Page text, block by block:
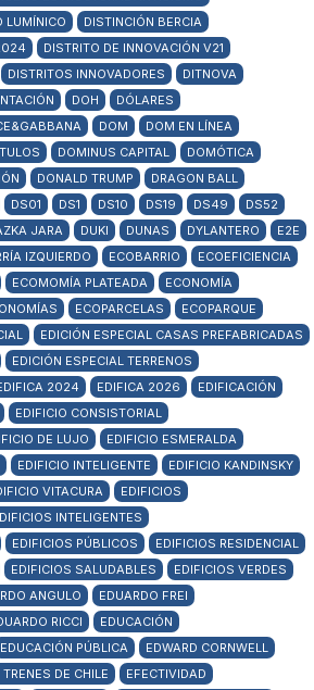
LUMÍNICO
DISTINCIÓN BERCIA
DISTRITO DE INNOVACIÓN V21
DISTRITOS INNOVADORES
DITNOVA
DOH
DÓLARES
DOM
DOM EN LÍNEA
DOMINUS CAPITAL
DOMÓTICA
DONALD TRUMP
DRAGON BALL
DS01 DS1 DS10 DS19 DS49
DS52
JARA DUKI DUNAS DYLANTERO
E2E
IZQUIERDO ECOBARRIO
ECOEFICIENCIA
ECOMOMÍA PLATEADA
ECONOMÍA
ECOPARCELAS
ECOPARQUE
EDICIÓN ESPECIAL CASAS PREFABRICADAS
EDICIÓN ESPECIAL TERRENOS
2024 EDIFICA 2026
EDIFICACIÓN
EDIFICIO CONSISTORIAL
DE LUJO
EDIFICIO ESMERALDA
EDIFICIO INTELIGENTE
EDIFICIO KANDINSKY
VITACURA
EDIFICIOS
INTELIGENTES
EDIFICIOS PÚBLICOS
EDIFICIOS RESIDENCIAL
EDIFICIOS SALUDABLES
EDIFICIOS VERDES
ANGULO
EDUARDO FREI
RICCI
EDUCACIÓN
EDUCACIÓN PÚBLICA
EDWARD CORNWELL
TRENES DE CHILE
EFECTIVIDAD